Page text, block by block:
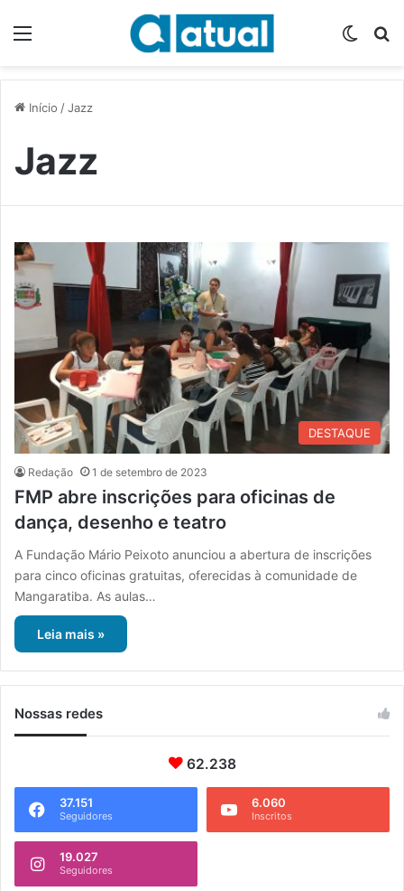
Início /Jazz
Jazz
DESTAQUE
Redação 1 de setembro de 2023
FMP abre inscrições para oficinas de
dança, desenho e teatro
A Fundação Mário Peixoto anunciou a abertura de inscrições
para cinco oficinas gratuitas, oferecidas à comunidade de
Mangaratiba. As aulas…
Leia mais »
Nossas redes
62.238
37.151
Seguidores
6.060
Inscritos
19.027
Seguidores